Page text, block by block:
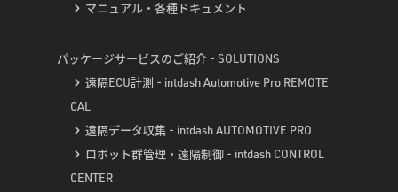
マニュアル・各種ドキュメント
パッケージサービスのご紹介 - SOLUTIONS
遠隔ECU計測 - intdash Automotive Pro REMOTE
CAL
遠隔データ収集 - intdash AUTOMOTIVE PRO
ロボット群管理・遠隔制御 - intdash CONTROL
CENTER